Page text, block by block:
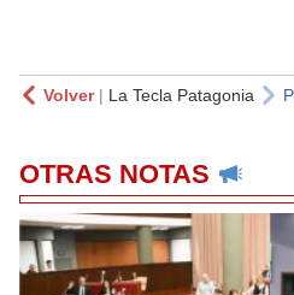
Volver| La Tecla Patagonia
OTRAS NOTAS